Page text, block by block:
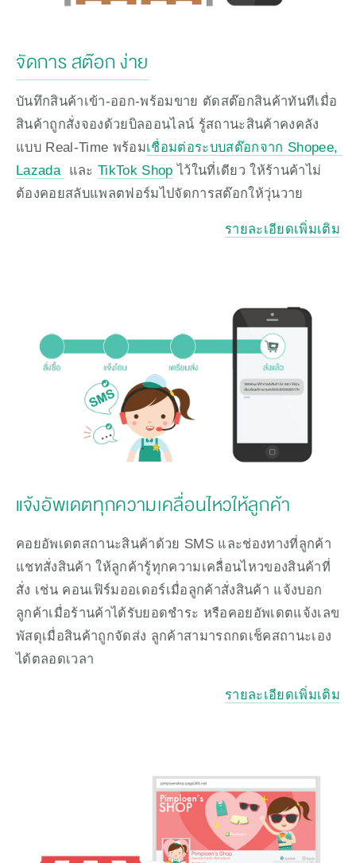
จัดการ สต๊อก ง่าย
บันทึกสินค้าเข้า-ออก-พร้อมขาย ตัดสต๊อกสินค้าทันทีเมื่อ
สินค้าถูกสั่งจองด้วยบิลออนไลน์ รู้สถานะสินค้าคงคลัง
แบบ Real-Time พร้อมเชื่อมต่อระบบสต๊อกจาก Shopee,
Lazada
และ TikTok Shop ไว้ในที่เดียว ให้ร้านค้าไม่
ต้องคอยสลับแพลตฟอร์มไปจัดการสต๊อกให้วุ่นวาย
รายละเอียดเพิ่มเติม
แจ้งอัพเดตทุกความเคลื่อนไหวให้ลูกค้า
คอยอัพเดตสถานะสินค้าด้วย SMS และช่องทางที่ลูกค้า
แชทสั่งสินค้า ให้ลูกค้ารู้ทุกความเคลื่อนไหวของสินค้าที่
สั่ง เช่น คอนเฟิร์มออเดอร์เมื่อลูกค้าสั่งสินค้า แจ้งบอก
ลูกค้าเมื่อร้านค้าได้รับยอดชำระ หรือคอยอัพเดตแจ้งเลข
พัสดุเมื่อสินค้าถูกจัดส่ง ลูกค้าสามารถกดเช็คสถานะเอง
ได้ตลอดเวลา
รายละเอียดเพิ่มเติม